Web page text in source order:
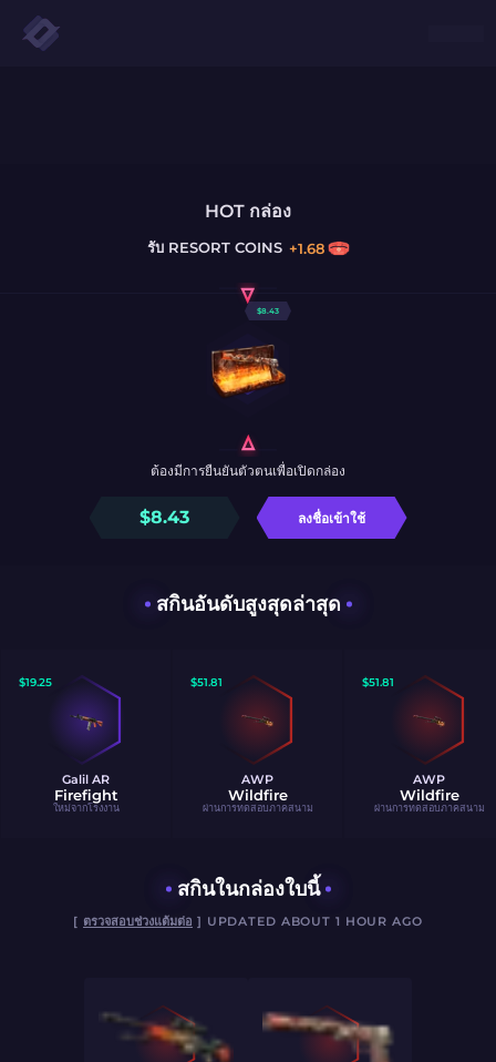
HOT กล่อง
รับRESORT COINS +1.68
$8.43
$8.43 ลงชื่อเข้าใช้
ต้องมีการยืนยันตัวตนเพื่อเปิดกล่อง
สกินอันดับสูงสุดล่าสุด
$19.25
Galil AR
Firefight
ใหม่จากโรงงาน
$51.81
AWP
Wildfire
ผ่านการทดสอบภาคสนาม
$51.81
AWP
Wildfire
ผ่านการทดสอบภาคสนาม
สกินในกล่องใบนี้
[ ตรวจสอบช่วงแต้มต่อ ] UPDATED ABOUT 1 HOUR AGO